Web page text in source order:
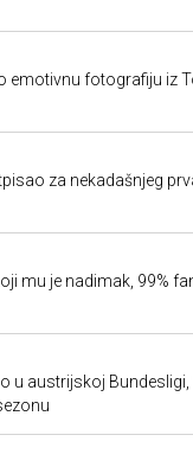
emotivnu fotografiju iz
za nekadašnjeg
mu je nadimak, 99%
u austrijskoj Bundesligi,